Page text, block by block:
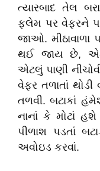
ત્યારબાદ તેલ
ફ્લેમ પર વેફરને
જાઓ. મીઠાવાળા
થઈ જાય છે,
એટલું પાણી
વેફર તળાતાં થોડી
તળવી. બટાકાં
નાનાં કે મોટાં
પીળાશ પડતાં
અવોઇડ કરવાં.